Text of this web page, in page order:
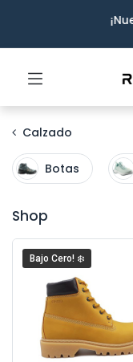
Calzado
Botas
Shop
Bajo Cero! ❄️